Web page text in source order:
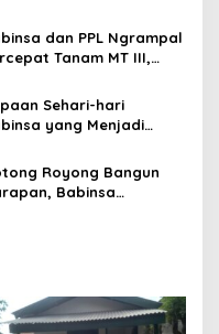
Harapan Ibu Feri
dan PPL Ngrampal
Tanam MT III,
di Sragen
Sehari-hari
yang Menjadi
Desa
Royong Bangun
Babinsa